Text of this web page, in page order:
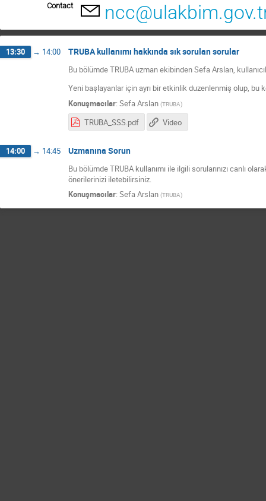
Contact
13:30 → 14:00 TRUBA kullanımı hakkında sık sorulan sorular
Bu bölümde TRUBA uzman ekibinden Sefa Arslan,
Yeni başlayanlar için ayrı bir etkinlik duzenlenmiş olup, bu
Konuşmacılar: Sefa Arslan (TRUBA)
TRUBA_SSS.pdf Video
14:00 → 14:45 Uzmanına Sorun
Bu bölümde TRUBA kullanımı ile ilgili sorularınızı canlı
önerilerinizi iletebilirsiniz.
Konuşmacılar: Sefa Arslan (TRUBA)